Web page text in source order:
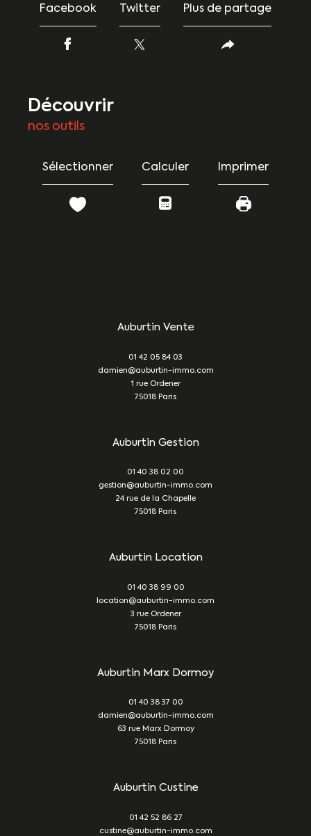
Facebook Twitter Plus de partage
découvrir
nos outils
Sélectionner Calculer Imprimer
Auburtin Vente
01 42 05 84 03
damien@auburtin-immo.com
1 rue Ordener
75018
Paris
Auburtin Gestion
01 40 38 02 00
gestion@auburtin-immo.com
24 rue de la Chapelle
75018
Paris
Auburtin Location
01 40 38 99 00
location@auburtin-immo.com
3 rue Ordener
75018
Paris
Auburtin Marx Dormoy
01 40 38 37 00
damien@auburtin-immo.com
63 rue Marx Dormoy
75018
Paris
Auburtin Custine
01 42 52 86 27
custine@auburtin-immo.com